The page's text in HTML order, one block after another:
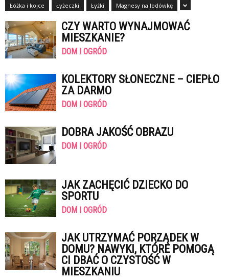
Łóżka i kojce Łyżeczki Łyżki Magnesy na lodówkę
CZY WARTO WYNAJMOWAĆ
MIESZKANIE?
DOM I OGRÓD
KOLEKTORY SŁONECZNE – CIEPŁO
ZA DARMO
DOM I OGRÓD
DOBRA JAKOŚĆ OBRAZU
DOM I OGRÓD
JAK ZACHĘCIĆ DZIECKO DO
SPORTU
DOM I OGRÓD
JAK UTRZYMAĆ PORZĄDEK W
DOMU? NAWYKI, KTÓRE POMOGĄ
CI DBAĆ O CZYSTOŚĆ W
MIESZKANIU